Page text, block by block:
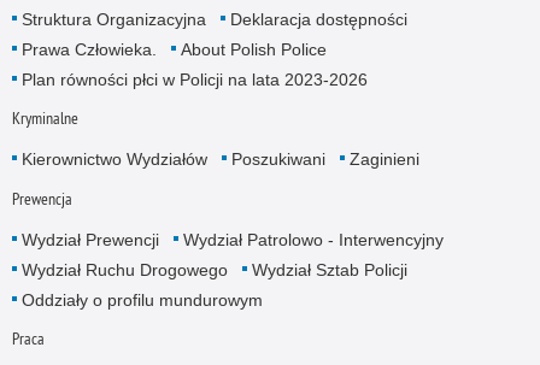
Struktura Organizacyjna
Deklaracja dostępności
Prawa Człowieka.
About Polish Police
Plan równości płci w Policji na lata 2023-2026
Kryminalne
Kierownictwo Wydziałów Poszukiwani Zaginieni
Prewencja
Wydział Prewencji
Wydział Patrolowo - Interwencyjny
Wydział Ruchu Drogowego
Wydział Sztab Policji
Oddziały o profilu mundurowym
Praca